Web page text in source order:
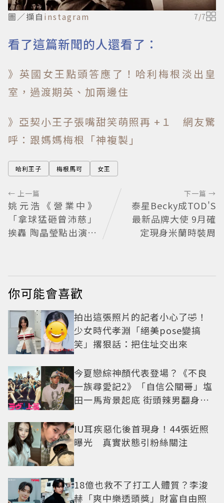
圖／擷自 instagram 7/7
看了這篇新聞的人還看了：
》英國女王點頭答應了！哈利梅根淡出皇
室，過渡期英、加兩邊住
》亞契小王子張嘴甜笑萌照再 +１ 網友驚
呼：跟媽媽梅根「神複製」
哈利王子 梅根馬可 女王
← 上一篇
姚元浩《營業中》
「拿球猛砸曾沛慈」
挨轟 陶晶瑩點出演藝
下一篇 →
泰星Becky成TOD'S
最新品牌大使 9月確
定現身米蘭時裝周
你可能會喜歡
拍出這張照片的記者小心了🤣！
少女時代孝淵「絕美pose變搞
笑」撂狠話：把住址交出來
今夏戀綜神顏代表登場？《不良
一族尋愛記2》「自信公關哥」塩
田一馬背景起底 街頭辣男翻身當
IU耳疾惡化後首現身！44張近照
曝光 真實狀態引粉絲關注
18億也救不了打工人體質？李浚
赫「爽中樂透頭獎」財富自由照